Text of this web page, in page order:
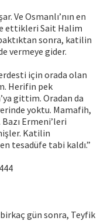
Ve Osmanlı’nın en
ettikleri Sait Halim
sonra, katilin
vermeye gider.
için orada olan
Herifin pek
gittim. Oradan da
yoktu. Mamafih,
Ermeni’leri
Katilin
tesadüfe tabi kaldı.”
gün sonra, Teyfik